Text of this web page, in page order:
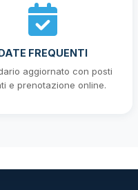
DATE FREQUENTI
aggiornato con posti
e prenotazione online.